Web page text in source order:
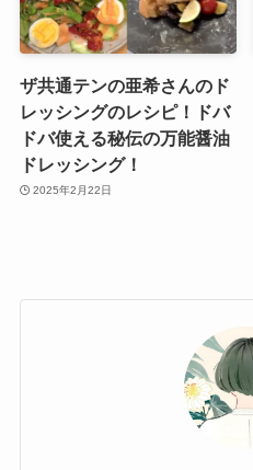
ザ共通テンの亜希さんのド
レッシングのレシピ！ドバ
ドバ使える秘伝の万能醤油
ドレッシング！
2025年2月22日